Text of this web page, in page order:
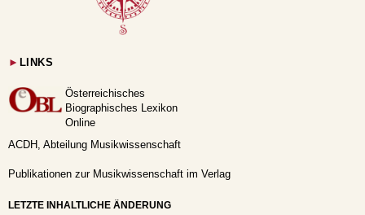
► LINKS
Österreichisches
Biographisches Lexikon
Online
ACDH, Abteilung Musikwissenschaft
Publikationen zur Musikwissenschaft im Verlag
LETZTE INHALTLICHE ÄNDERUNG